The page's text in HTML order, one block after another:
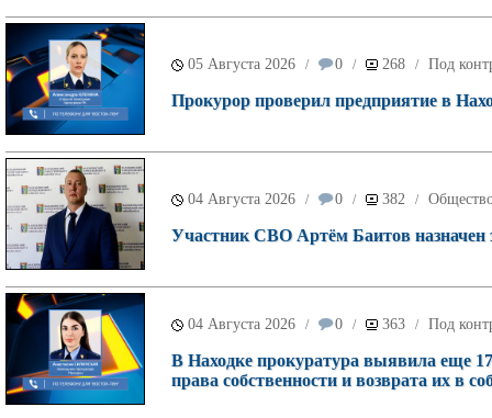
05 Августа 2026 / 0 / 268 / Под
Прокурор проверил предприятие в
04 Августа 2026 / 0 / 382 /
Участник СВО Артём Баитов назначен
04 Августа 2026 / 0 / 363 / Под
В Находке прокуратура выявила еще
права собственности и возврата их в